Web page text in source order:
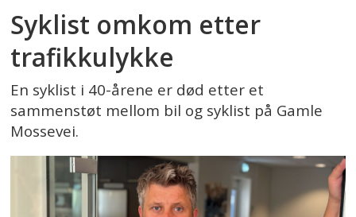
Syklist omkom etter
trafikkulykke
En syklist i 40-årene er død etter et
sammenstøt mellom bil og syklist på Gamle
Mossevei.